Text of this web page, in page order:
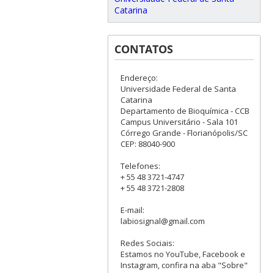
Catarina
CONTATOS
Endereço:
Universidade Federal de Santa
Catarina
Departamento de Bioquímica - CCB
Campus Universitário - Sala 101
Córrego Grande - Florianópolis/SC
CEP: 88040-900
Telefones:
+ 55 48 3721-4747
+ 55 48 3721-2808
E-mail:
labiosignal@gmail.com
Redes Sociais:
Estamos no YouTube, Facebook e
Instagram, confira na aba "Sobre"